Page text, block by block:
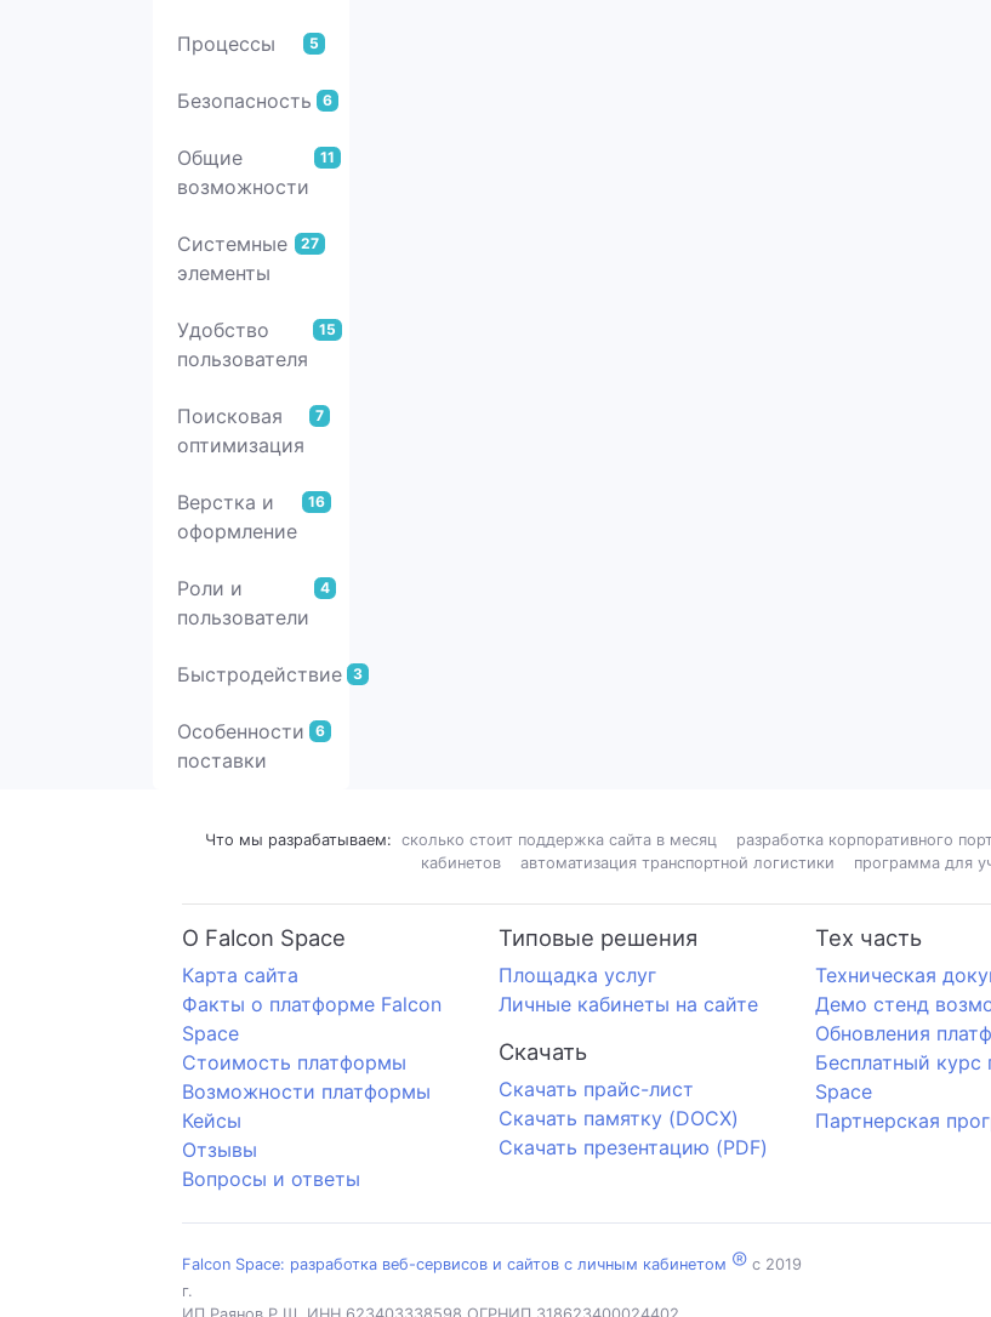
Процессы 5
Безопасность 6
Общие
возможности
11
Системные
элементы
27
Удобство
пользователя
15
Поисковая
оптимизация
7
Верстка и
оформление
16
Роли и
пользователи
4
Быстродействие 3
Особенности
поставки
6
Что мы разрабатываем: сколько стоит поддержка сайта в месяц разработка корпоративного
кабинетов
автоматизация транспортной логистики программа для
О Falcon Space
Карта сайта
Факты о платформе Falcon
Space
Стоимость платформы
Возможности платформы
Кейсы
Отзывы
Вопросы и ответы
Типовые решения
Площадка услуг
Личные кабинеты на сайте
Скачать
Cкачать прайс-лист
Скачать памятку (DOCX)
Скачать презентацию (PDF)
Тех часть
Техническая
Демо стенд
Обновления
Бесплатный курс
Space
Партнерская
Falcon Space: разработка веб-сервисов и сайтов с личным кабинетом ® c 2019
г.